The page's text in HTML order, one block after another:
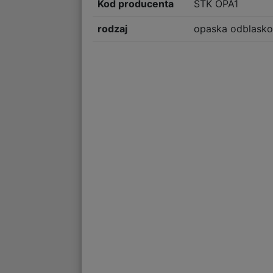
Kod producenta STK OPA1
rodzaj opaska